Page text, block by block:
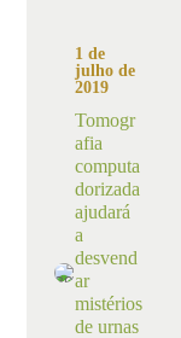
1 de
julho de
2019
Tomogr
afia
computa
dorizada
ajudará
a
desvend
ar
mistérios
de urnas